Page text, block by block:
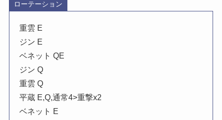
ローテーション
重雲 E
ジン E
ベネット QE
ジン Q
重雲 Q
平蔵 E,Q,通常4>重撃x2
ベネット E